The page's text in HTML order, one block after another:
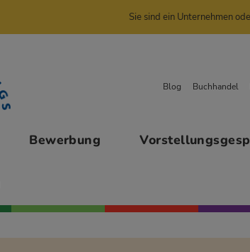
Sie sind ein Unternehmen
Bewerbung
Blog Buchhandel